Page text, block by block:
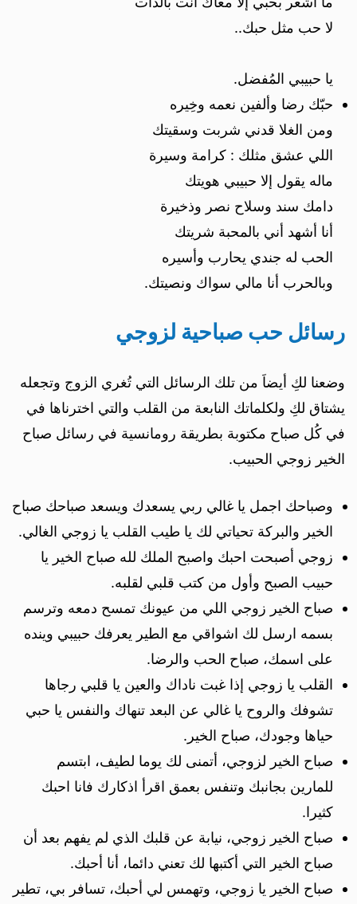
لا حب مثل حبك..
يا حبيبي المُفضل.
حبّك رضا وألفين نعمه وخِيره
ومن الغلا قدني شربت وسقيتك
اللي عشق مثلك : كرامة وسيرة
ماله يقول إلا حبيبي هويتك
دامك سند وسلاح نصر وذخيرة
أنا أشهد أني بالمحبة شريتك
الحب له جندي يحارب وأسيره
وبالحرب أنا مالي سواك ونصيتك.
رسائل حب صباحية لزوجي
وضعنا لكِ أيضاَ من تلك الرسائل التي تُغري الزوج وتجعله
يشتاق لكِ ولكلماتك النابعة من القلب والتي اخترناها في
في كُل صباح مكتوبة بطريقة رومانسية في رسائل صباح
الخير زوجي الحبيب.
وصباحك اجمل يا غالي ربي يسعدك ويسعد صباحك صباح
الخير والبركة تحياتي لك يا طيب القلب يا زوجي الغالي.
زوجي أصبحت احبك واصبح الملك لله صباح‌ الخير يا
حبيب الصبح وأول من كتب قلبي لقلبه.
صباح الخير زوجي اللي من عيونك تمسح دمعه وترسم
بسمه ارسل لك اشواقي مع الطير يعرفك حبيبي وينده
على اسمك، صباح الحب والرضا.
القلب يا زوجي إذا غبت ناداك والعين يا قلبي رجاها
تشوفك والروح يا غالي عن البعد تنهاك والنفس يا حبي
حياها وجودك، صباح الخير.
صباح الخير لزوجي، أتمنى لك يوما لطيف، ابتسم
للمارين بجانبك وتنفس بعمق اقرأ اذكارك فانا احبك
كثيرا.
صباح الخير زوجي، نيابة عن قلبك الذي لم يفهم بعد أن
صباح الخير التي أكتبها لك تعني دائما، أنا أحبك.
صباح الخير يا زوجي، وتهمس لي أحبك، تسافر بي، تطير